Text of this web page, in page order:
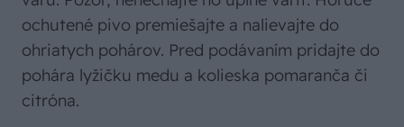
ochutené pivo premiešajte a nalievajte do
ohriatych pohárov. Pred podávaním pridajte do
pohára lyžičku medu a kolieska pomaranča či
citróna.